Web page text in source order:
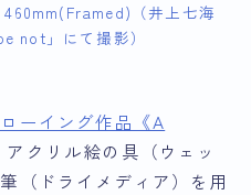
（井上七海
not」にて撮影）
ーイング作品《A
アクリル絵の具（ウェッ
（ドライメディア）を用